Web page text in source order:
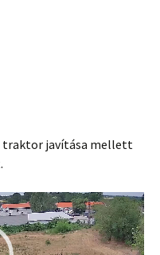
traktor javítása mellett